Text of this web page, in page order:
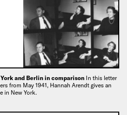
and Berlin in comparison In this letter
from May 1941, Hannah Arendt gives an
in New York.